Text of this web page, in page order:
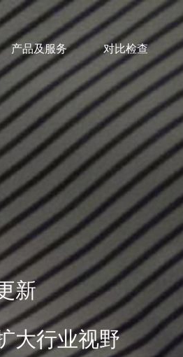
产品及服务 对比检查
新
大行业视野